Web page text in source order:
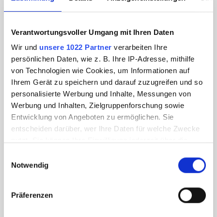
Verantwortungsvoller Umgang mit Ihren Daten
Wir und unsere 1022 Partner verarbeiten Ihre
persönlichen Daten, wie z. B. Ihre IP-Adresse, mithilfe
von Technologien wie Cookies, um Informationen auf
Ihrem Gerät zu speichern und darauf zuzugreifen und so
personalisierte Werbung und Inhalte, Messungen von
Werbung und Inhalten, Zielgruppenforschung sowie
Entwicklung von Angeboten zu ermöglichen. Sie
entscheiden darüber, wer Ihre Daten für welche Zwecke
Trigger Symbol ändern oder widerrufen
Informationen über Ihre geografische Lage
Notwendig
Präferenzen